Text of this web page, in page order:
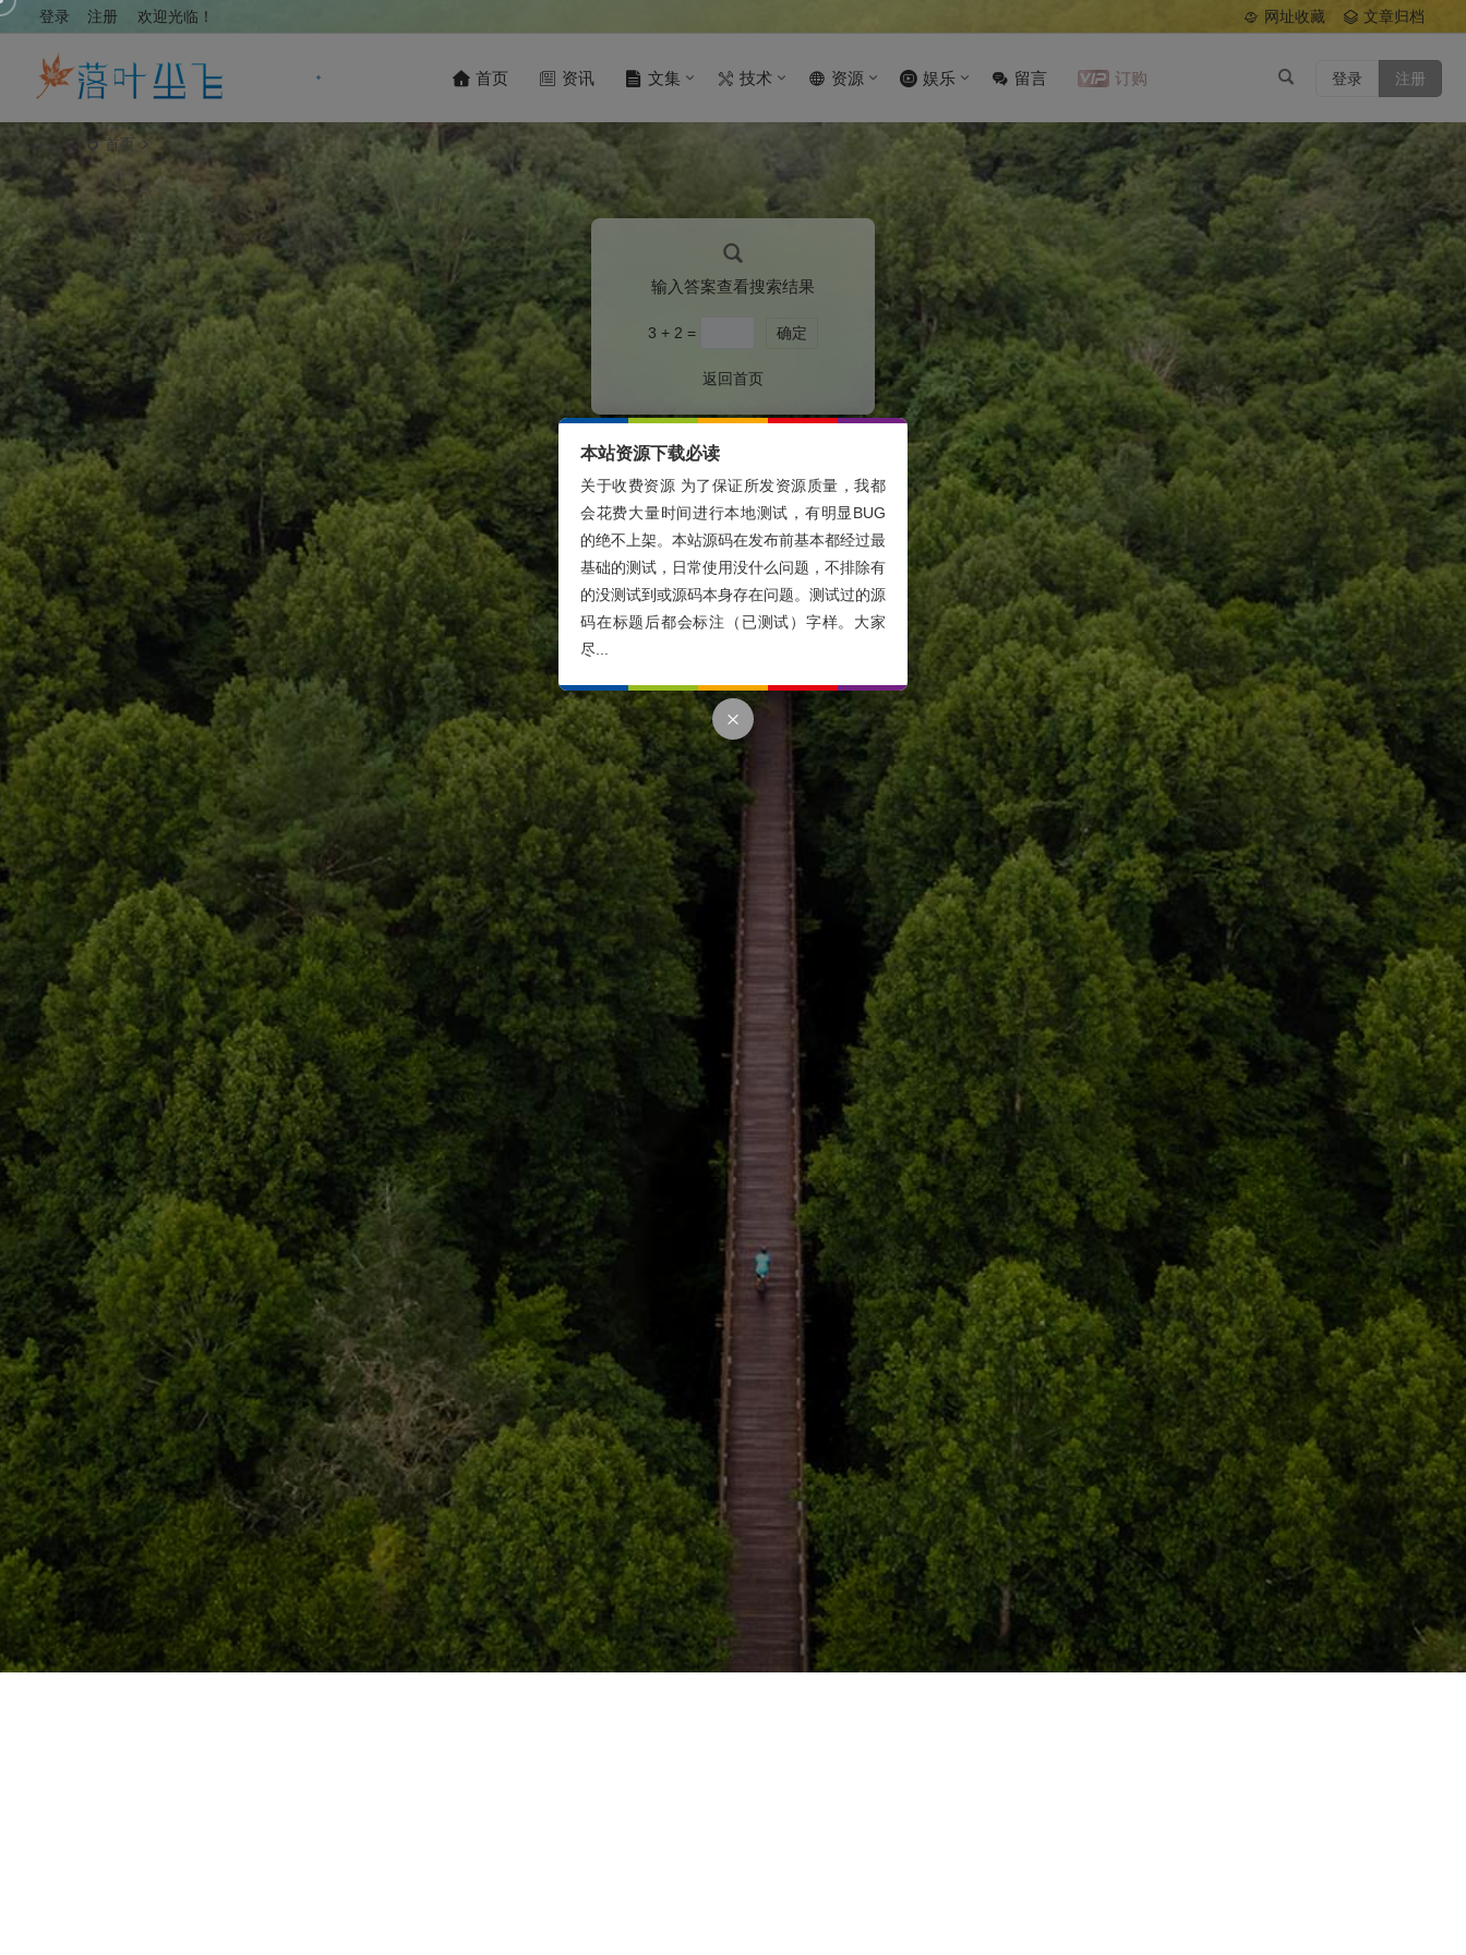
欢迎光临！
登录 注册 网址收藏 文章归档
首页 资讯 文集 技术 资源 娱乐 留言 订购 登录 注册
首页
输入答案查看搜索结果
3 + 2 = 确定
返回首页
本站资源下载必读
关于收费资源 为了保证所发资源质量，我都
会花费大量时间进行本地测试，有明显BUG
的绝不上架。本站源码在发布前基本都经过最
基础的测试，日常使用没什么问题，不排除有
的没测试到或源码本身存在问题。测试过的源
码在标题后都会标注（已测试）字样。大家
尽...